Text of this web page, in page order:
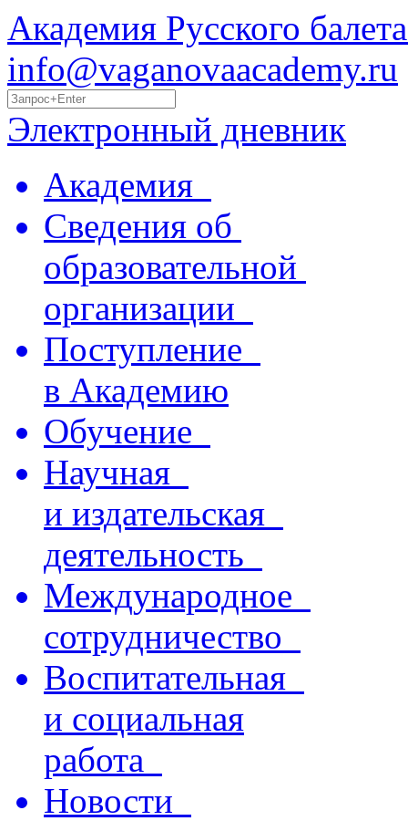
Академия Русского
info@vaganovaacademy.ru
Электронный дневник
Академия
Сведения об
образовательной
организации
Поступление
в Академию
Обучение
Научная
и издательская
деятельность
Международное
сотрудничество
Воспитательная
и социальная
работа
Новости